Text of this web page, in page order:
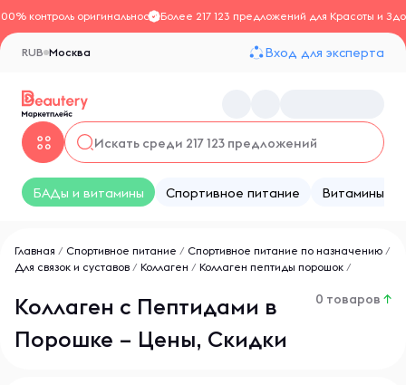
контроль оригинальностиБолее 217 123 предложений для Красоты и
Москва
RUB Вход для эксперта
БАДы и витамины Спортивное питание Витамины
Главная / Спортивное питание / Спортивное питание по назначению /
Для связок и суставов / Коллаген / Коллаген пептиды порошок /
Коллаген с Пептидами в
Порошке – Цены, Скидки
0 товаров ↑